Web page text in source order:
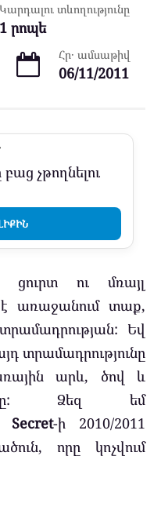
Կարդալու տևողությունը
1 րոպե
Հր․ ամսաթիվ
06/11/2011
չթողնելու
ցուրտ ու մռայլ
է առաջանում տաք,
Եվ
տրամադրությունը
արև, ծով և
Ձեզ եմ
Secret-ի 2010/2011
որը կոչվում